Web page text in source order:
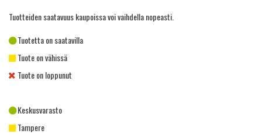
Tuotteiden saatavuus kaupoissa voi vaihdella nopeasti.
Tuotetta on saatavilla
Tuote on vähissä
Tuote on loppunut
Keskusvarasto
Tampere